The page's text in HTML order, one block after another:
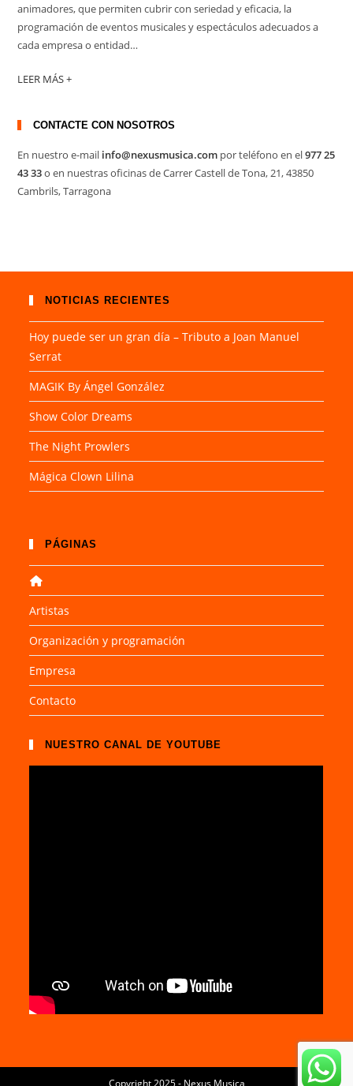
animadores, que permiten cubrir con seriedad y eficacia, la
programación de eventos musicales y espectáculos adecuados a
cada empresa o entidad…
LEER MÁS +
CONTACTE CON NOSOTROS
En nuestro e-mail info@nexusmusica.com por teléfono en el977 25
43 33o en nuestras oficinas de Carrer Castell de Tona, 21, 43850
Cambrils, Tarragona
NOTICIAS RECIENTES
Hoy puede ser un gran día – Tributo a Joan Manuel
Serrat
MAGIK By Ángel González
Show Color Dreams
The Night Prowlers
Mágica Clown Lilina
PÁGINAS
Artistas
Organización y programación
Empresa
Contacto
NUESTRO CANAL DE YOUTUBE
Copyright 2025 - Nexus Musica